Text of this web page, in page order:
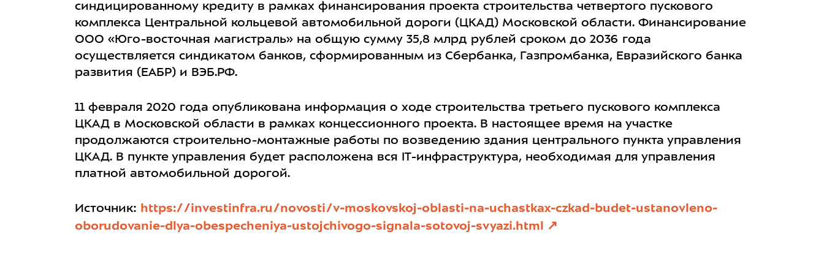
синдицированному кредиту в рамках финансирования проекта строительства четвертого пускового
комплекса Центральной кольцевой автомобильной дороги (ЦКАД) Московской области. Финансирование
ООО «Юго-восточная магистраль» на общую сумму 35,8 млрд рублей сроком до 2036 года
осуществляется синдикатом банков, сформированным из Сбербанка, Газпромбанка, Евразийского банка
развития (ЕАБР) и ВЭБ.РФ.
11 февраля 2020 года опубликована информация о ходе строительства третьего пускового комплекса
ЦКАД в Московской области в рамках концессионного проекта. В настоящее время на участке
продолжаются строительно-монтажные работы по возведению здания центрального пункта управления
ЦКАД. В пункте управления будет расположена вся IT-инфраструктура, необходимая для управления
платной автомобильной дорогой.
Источник: https://investinfra.ru/novosti/v-moskovskoj-oblasti-na-uchastkax-czkad-budet-ustanovleno-
oborudovanie-dlya-obespecheniya-ustojchivogo-signala-sotovoj-svyazi.html